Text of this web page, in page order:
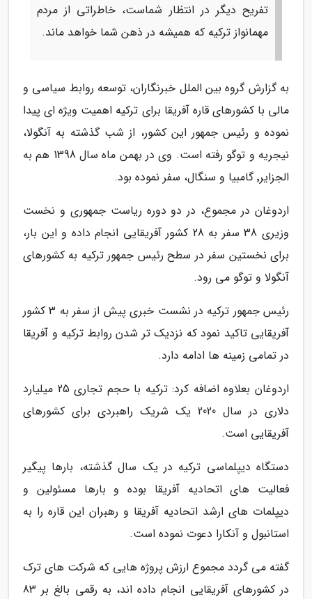
تفریح دیگر در انتظار شماست، خاطراتی از مردم
مهمانواز ترکیه که همیشه در ذهن شما خواهد ماند.
به گزارش گروه بین الملل خبرنگاران، توسعه روابط سیاسی و
مالی با کشورهای قاره آفریقا برای ترکیه اهمیت ویژه ای پیدا
نموده و رئیس جمهور این کشور، از شب گذشته به آنگولا،
نیجریه و توگو رفته است. وی در بهمن ماه سال 1398 هم به
الجزایر٬ گامبیا و سنگال، سفر نموده بود.
اردوغان در مجموع، در دو دوره ریاست جمهوری و نخست
وزیری 38 سفر به 28 کشور آفریقایی انجام داده و این بار،
برای نخستین سفر در سطح رئیس جمهور ترکیه به کشورهای
آنگولا و توگو می رود.
رئیس جمهور ترکیه در نشست خبری پیش از سفر به 3 کشور
آفریقایی تاکید نمود که نزدیک تر شدن روابط ترکیه و آفریقا
در تمامی زمینه ها ادامه دارد.
اردوغان بعلاوه اضافه کرد: ترکیه با حجم تجاری 25 میلیارد
دلاری در سال 2020 یک شریک راهبردی برای کشورهای
آفریقایی است.
دستگاه دیپلماسی ترکیه در یک سال گذشته، بارها پیگیر
فعالیت های اتحادیه آفریقا بوده و بارها مسئولین و
دیپلمات های ارشد اتحادیه آفریقا و رهبران این قاره را به
استانبول و آنکارا دعوت نموده است.
گفته می گردد مجموع ارزش پروژه هایی که شرکت های ترک
در کشورهای آفریقایی انجام داده اند، به رقمی بالغ بر 83